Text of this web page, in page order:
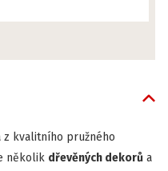
z kvalitního pružného
několik dřevěných dekorů a